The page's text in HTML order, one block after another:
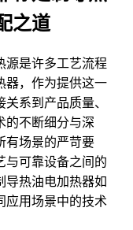
之道
源是许多工艺流程
器，作为提供这一
系到产品质量、
的不断细分与深
有场景的严苛要
与可靠设备之间的
导热油电加热器如
应用场景中的技术